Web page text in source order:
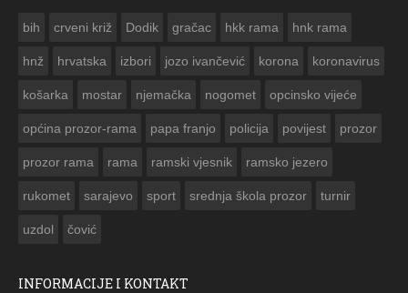
bih crveni križ Dodik gračac hkk rama hnk rama
hnž hrvatska izbori jozo ivančević korona koronavirus
košarka mostar njemačka nogomet opcinsko vijeće
općina prozor-rama papa franjo policija povijest prozor
prozor rama rama ramski vjesnik ramsko jezero
rukomet sarajevo sport srednja škola prozor turnir
uzdol čović
INFORMACIJE I KONTAKT